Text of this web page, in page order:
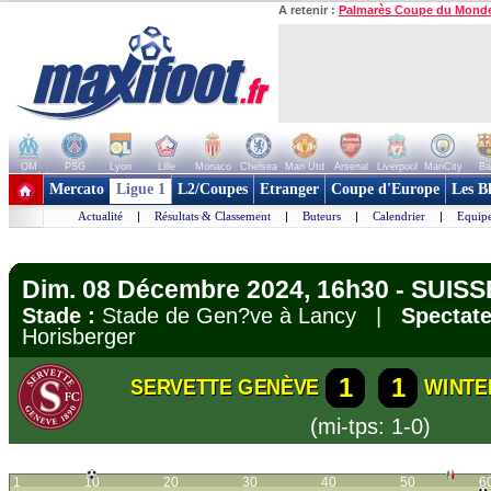
A retenir : Palmarès Coupe du
OM PSG Lyon Lille Monaco Chelsea Man Utd Arsenal Liverpool ManCity
+ de clubs
Mercato Ligue 1 L2/Coupes Etranger Coupe d'Europe Les
Actualité | Résultats & Classement | Buteurs | Calendrier |
Dim. 08 Décembre 2024, 16h30 -
Stade : Stade de Gen?ve à Lancy |
Horisberger
SERVETTE GENÈVE 1 1
(mi-tps: 1-0)
1 10 20 30 40 50